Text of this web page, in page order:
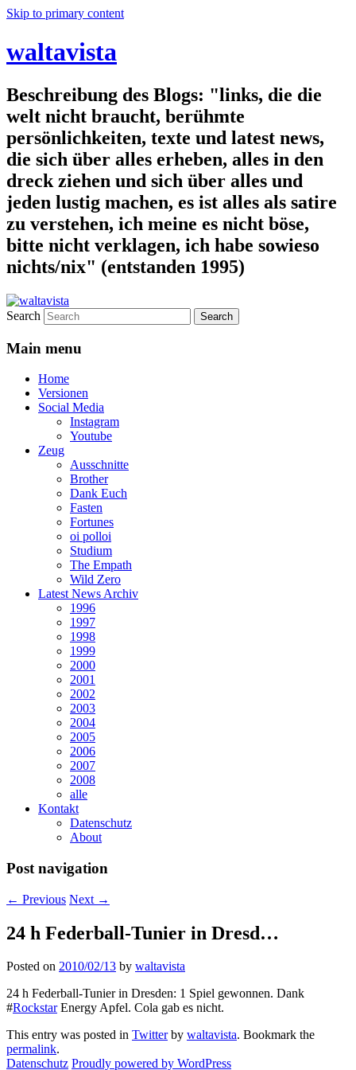
Skip to primary content
waltavista
Beschreibung des Blogs: "links, die die
welt nicht braucht, berühmte
persönlichkeiten, texte und latest news,
die sich über alles erheben, alles in den
dreck ziehen und sich über alles und
jeden lustig machen, es ist alles als satire
zu verstehen, ich meine es nicht böse,
bitte nicht verklagen, ich habe sowieso
nichts/nix" (entstanden 1995)
Search
Main menu
Home
Versionen
Social Media
Instagram
Youtube
Zeug
Ausschnitte
Brother
Dank Euch
Fasten
Fortunes
oi polloi
Studium
The Empath
Wild Zero
Latest News Archiv
1996
1997
1998
1999
2000
2001
2002
2003
2004
2005
2006
2007
2008
alle
Kontakt
Datenschutz
About
Post navigation
← Previous Next →
24 h Federball-Tunier in Dresd…
Posted on 2010/02/13 by waltavista
24 h Federball-Tunier in Dresden: 1 Spiel gewonnen. Dank
#RockstarEnergy Apfel. Cola gab es nicht.
This entry was posted in Twitterby waltavista. Bookmark the
permalink.
Datenschutz Proudly powered by WordPress